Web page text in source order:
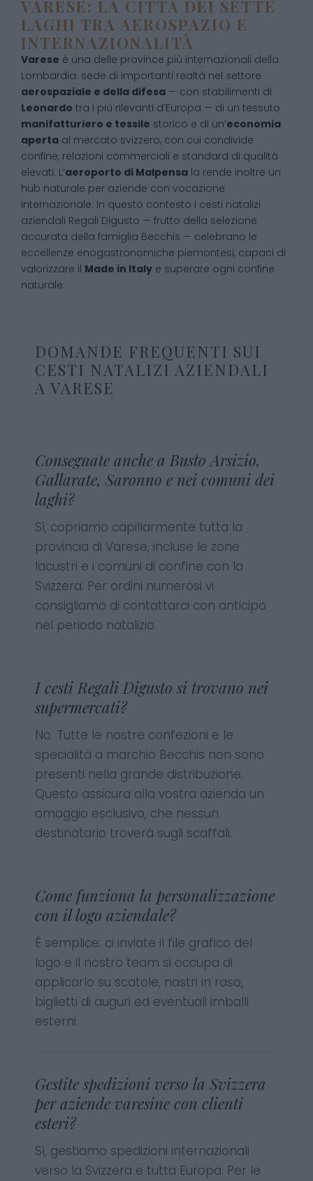
VARESE: LA CITTÀ DEI SETTE
LAGHI TRA AEROSPAZIO E
INTERNAZIONALITÀ
Varese è una delle province più internazionali della
Lombardia: sede di importanti realtà nel settore
aerospaziale e della difesa — con stabilimenti di
Leonardo tra i più rilevanti d’Europa — di un tessuto
manifatturiero e tessile storico e di un’economia
aperta al mercato svizzero, con cui condivide
confine, relazioni commerciali e standard di qualità
elevati. L’aeroporto di Malpensa la rende inoltre un
hub naturale per aziende con vocazione
internazionale. In questo contesto i cesti natalizi
aziendali Regali Digusto — frutto della selezione
accurata della famiglia Becchis — celebrano le
eccellenze enogastronomiche piemontesi, capaci di
valorizzare il Made in Italy e superare ogni confine
naturale.
DOMANDE FREQUENTI SUI
CESTI NATALIZI AZIENDALI
A VARESE
Consegnate anche a Busto Arsizio,
Gallarate, Saronno e nei comuni dei
laghi?
Sì, copriamo capillarmente tutta la
provincia di Varese, incluse le zone
lacustri e i comuni di confine con la
Svizzera. Per ordini numerosi vi
consigliamo di contattarci con anticipo
nel periodo natalizio.
I cesti Regali Digusto si trovano nei
supermercati?
No. Tutte le nostre confezioni e le
specialità a marchio Becchis non sono
presenti nella grande distribuzione.
Questo assicura alla vostra azienda un
omaggio esclusivo, che nessun
destinatario troverà sugli scaffali.
Come funziona la personalizzazione
con il logo aziendale?
È semplice: ci inviate il file grafico del
logo e il nostro team si occupa di
applicarlo su scatole, nastri in raso,
biglietti di auguri ed eventuali imballi
esterni.
Gestite spedizioni verso la Svizzera
per aziende varesine con clienti
esteri?
Sì, gestiamo spedizioni internazionali
verso la Svizzera e tutta Europa. Per le